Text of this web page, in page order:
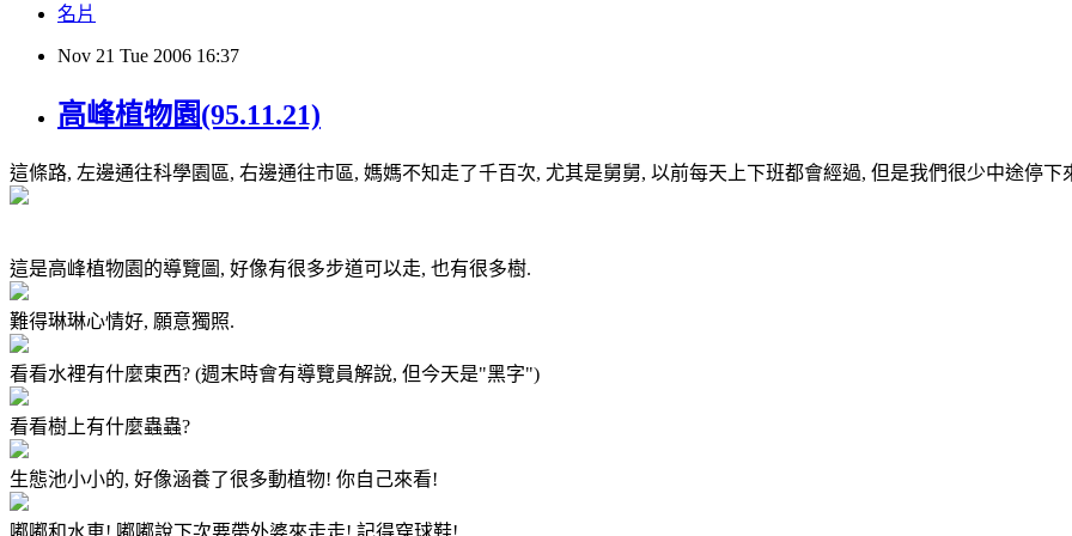
名片
Nov 21 Tue 2006 16:37
高峰植物園(95.11.21)
這條路, 左邊通往科學園區, 右邊通往市區, 媽媽不知走了千百次, 尤其是舅舅, 以前每天上下班都會經過, 但是我們很少中途停下
這是高峰植物園的導覽圖, 好像有很多步道可以走, 也有很多樹.
難得琳琳心情好, 願意獨照.
看看水裡有什麼東西? (週末時會有導覽員解說, 但今天是"黑字")
看看樹上有什麼蟲蟲?
生態池小小的, 好像涵養了很多動植物! 你自己來看!
嘟嘟和水車! 嘟嘟說下次要帶外婆來走走! 記得穿球鞋!